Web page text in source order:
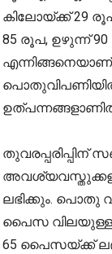
കിലോയ്ക്ക് 29
85 രൂപ, ഉഴുന്ന്
തുവരപ്പരിപ്പിന്
ലഭിക്കും. പൊതു
പൈസ
65 പൈസയ്ക്ക്